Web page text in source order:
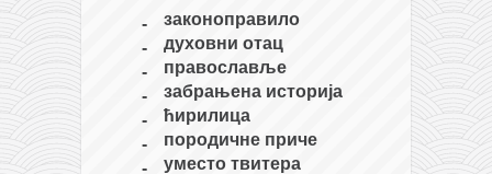
законоправило
духовни отац
православље
забрањена историја
ћирилица
породичне приче
уместо твитера